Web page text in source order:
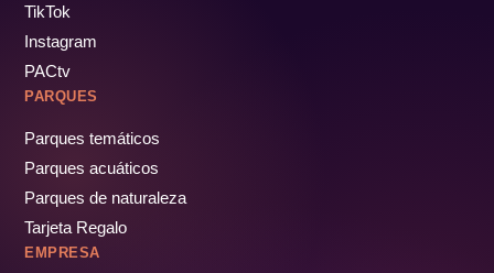
TikTok
Instagram
PACtv
PARQUES
Parques temáticos
Parques acuáticos
Parques de naturaleza
Tarjeta Regalo
EMPRESA